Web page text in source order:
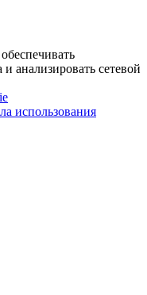
анализировать сетевой
использования